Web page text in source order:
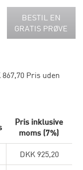
BESTIL EN
GRATIS PRØVE
867,70 Pris uden
Pris inklusive
moms (7%)
DKK 925,20